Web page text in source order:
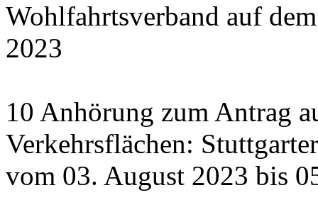
Wohlfahrtsverband auf
2023
10 Anhörung zum Antrag
Verkehrsflächen:
vom 03. August 2023 bis